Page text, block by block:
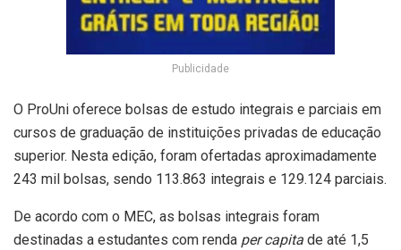
Publicidade
O ProUni oferece bolsas de estudo integrais e parciais em
cursos de graduação de instituições privadas de educação
superior. Nesta edição, foram ofertadas aproximadamente
243 mil bolsas, sendo 113.863 integrais e 129.124 parciais.
De acordo com o MEC, as bolsas integrais foram
destinadas a estudantes com renda per capita de até 1,5